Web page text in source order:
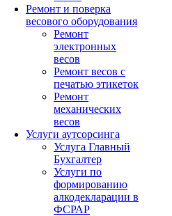
Ремонт и поверка
весового оборудования
Ремонт
электронных
весов
Ремонт весов с
печатью этикеток
Ремонт
механических
весов
Услуги аутсорсинга
Услуга Главный
Бухгалтер
Услуги по
формированию
алкодекларации в
ФСРАР